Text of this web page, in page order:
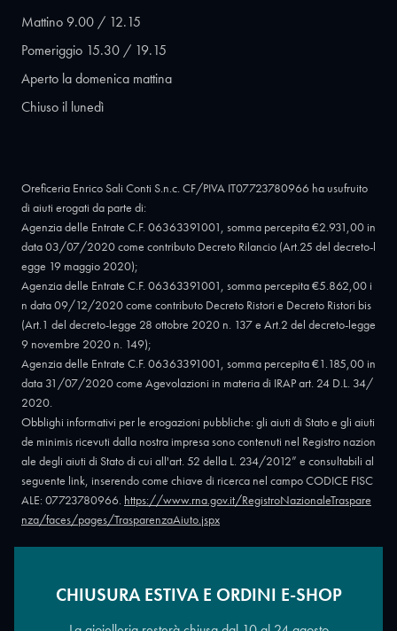
Mattino 9.00 / 12.15
Pomeriggio 15.30 / 19.15
Aperto la domenica mattina
Chiuso il lunedì
Oreficeria Enrico Sali Conti S.n.c. CF/PIVA IT07723780966 ha usufruito
di aiuti erogati da parte di:
Agenzia delle Entrate C.F. 06363391001, somma percepita €2.931,00 in
data 03/07/2020 come contributo Decreto Rilancio (Art.25 del decreto-l
egge 19 maggio 2020);
Agenzia delle Entrate C.F. 06363391001, somma percepita €5.862,00 i
n data 09/12/2020 come contributo Decreto Ristori e Decreto Ristori bis
(Art.1 del decreto-legge 28 ottobre 2020 n. 137 e Art.2 del decreto-legge
9 novembre 2020 n. 149);
Agenzia delle Entrate C.F. 06363391001, somma percepita €1.185,00 in
data 31/07/2020 come Agevolazioni in materia di IRAP art. 24 D.L. 34/
2020.
Obblighi informativi per le erogazioni pubbliche: gli aiuti di Stato e gli aiuti
de minimis ricevuti dalla nostra impresa sono contenuti nel Registro nazion
ale degli aiuti di Stato di cui all'art. 52 della L. 234/2012” e consultabili al
seguente link, inserendo come chiave di ricerca nel campo CODICE FISC
ALE: 07723780966. https://www.rna.gov.it/RegistroNazionaleTraspare
nza/faces/pages/TrasparenzaAiuto.jspx
Copyright © 2026 - Oreficeria Enrico Sali Conti e C. snc - Partita IVA
CHIUSURA ESTIVA E ORDINI E-SHOP